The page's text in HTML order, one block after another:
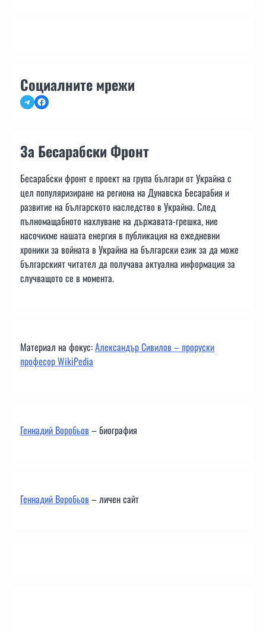
Социалните мрежи
TelegramFacebook
За Бесарабски Фронт
Бесарабски фронт е проект на група българи от Украйна с
цел популяризиране на региона на Дунавска Бесарабия и
развитие на българското наследство в Украйна. След
пълномащабното нахлуване на държавата-грешка, ние
насочихме нашата енергия в публикация на ежедневни
хроники за войната в Украйна на български език за да може
българският читател да получава актуална информация за
случващото се в момента.
Материал на фокус:Александър Сивилов – проруски
професор WikiPedia
Геннадий Воробьов– биография
Геннадий Воробьов– личен сайт